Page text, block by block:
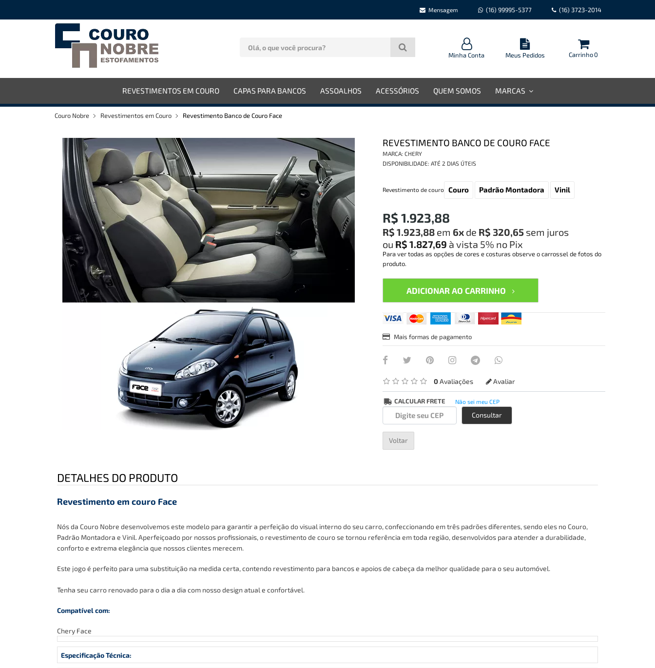
Mensagem (16) 99995-5377 (16) 3723-2014
Minha Conta Meus Pedidos Carrinho0
REVESTIMENTOS EM COURO CAPAS PARA BANCOS ASSOALHOS ACESSÓRIOS QUEM SOMOS MARCAS
Couro Nobre Revestimentos em Couro Revestimento Banco de Couro Face
REVESTIMENTO BANCO DE COURO FACE
MARCA: CHERY
DISPONIBILIDADE: ATÉ 2 DIAS ÚTEIS
Revestimento de couro Couro Padrão Montadora Vinil
R$ 1.923,88
R$ 1.923,88em 6x de R$ 320,65 sem juros
ou R$ 1.827,69 à vista 5% no Pix
Para ver todas as opções de cores e costuras observe o carrossel de fotos do
produto.
ADICIONAR AO CARRINHO
Mais formas de pagamento
0Avaliações Avaliar
CALCULAR FRETE Não sei meu CEP
Consultar
Voltar
DETALHES DO PRODUTO
Revestimento em couro Face
Nós da Couro Nobre desenvolvemos este modelo para garantir a perfeição do visual interno do seu carro, confeccionando em três padrões diferentes, sendo eles no Couro,
Padrão Montadora e Vinil. Aperfeiçoado por nossos profissionais, o revestimento de couro se tornou referência em toda região, desenvolvidos para atender a durabilidade,
conforto e extrema elegância que nossos clientes merecem.
Este jogo é perfeito para uma substituição na medida certa, contendo revestimento para bancose apoios de cabeça da melhor qualidade para o seu automóvel.
Tenha seu carro renovado para o dia a dia com nosso design atual e confortável.
Compatível com:
Chery Face
Especificação Técnica: